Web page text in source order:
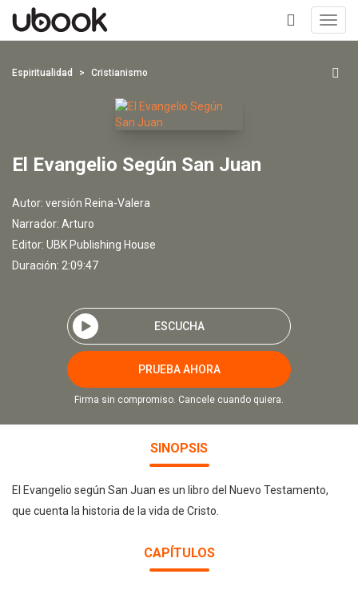
+
Espiritualidad Cristianismo
El Evangelio Según San Juan
Autor: versión Reina-Valera
Narrador: Arturo
Editor: UBK Publishing House
Duración: 2:09:47
ESCUCHA
PRUEBA AHORA
Firma sin compromiso. Cancele cuando quiera.
SINOPSIS
El Evangelio según San Juan es un libro del Nuevo Testamento,
que cuenta la historia de la vida de Cristo.
CAPÍTULOS